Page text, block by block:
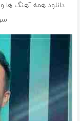
دانلود همه آهنگ ها